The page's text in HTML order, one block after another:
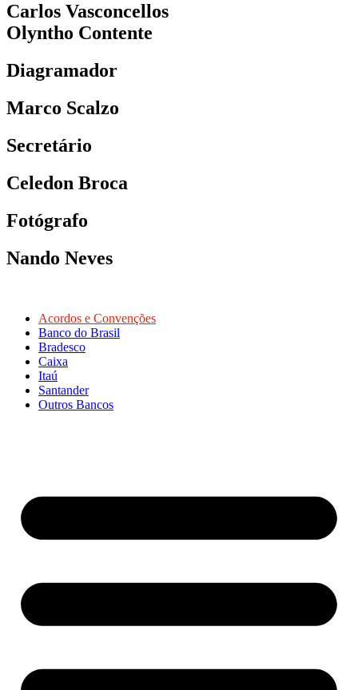
Carlos Vasconcellos
Olyntho Contente
Diagramador
Marco Scalzo
Secretário
Celedon Broca
Fotógrafo
Nando Neves
Acordos e Convenções
Banco do Brasil
Bradesco
Caixa
Itaú
Santander
Outros Bancos